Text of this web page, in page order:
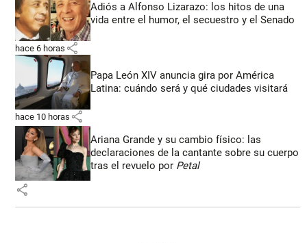
Adiós a Alfonso Lizarazo: los hitos de una
vida entre el humor, el secuestro y el Senado
hace 6 horas share
Papa León XIV anuncia gira por América
Latina: cuándo será y qué ciudades visitará
hace 10 horas share
Ariana Grande y su cambio físico: las
declaraciones de la cantante sobre su cuerpo
tras el revuelo por Petal
share